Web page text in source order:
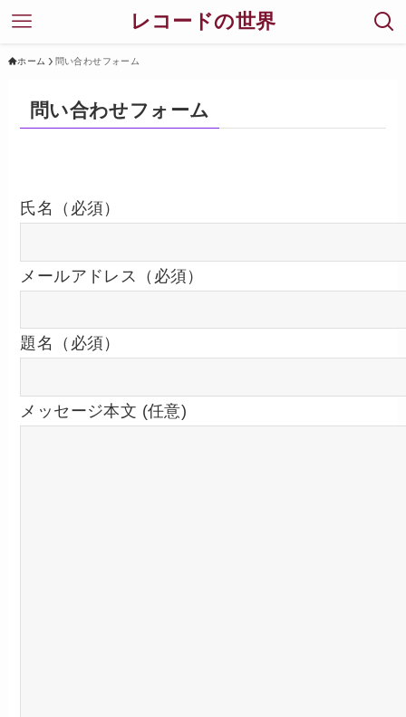
レコードの世界
ホーム 問い合わせフォーム
問い合わせフォーム
氏名（必須）
メールアドレス（必須）
題名（必須）
メッセージ本文 (任意)